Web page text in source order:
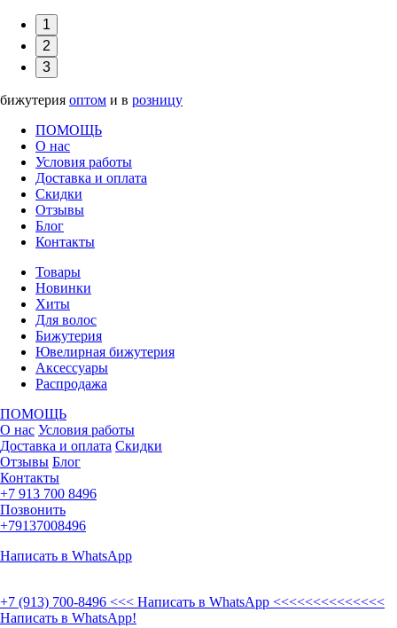
1
2
3
бижутерия оптом и в розницу
ПОМОЩЬ
О нас
Условия работы
Доставка и оплата
Скидки
Отзывы
Блог
Контакты
Товары
Новинки
Хиты
Для волос
Бижутерия
Ювелирная бижутерия
Аксессуары
Распродажа
ПОМОЩЬ
О нас Условия работы
Доставка и оплата Скидки
Отзывы Блог
Контакты
+7 913 700 8496
Позвонить
+79137008496
Написать в WhatsApp
+7 (913) 700-8496 <<< Написать в WhatsApp <<<<<<<<<<<<<<
Написать в WhatsApp!